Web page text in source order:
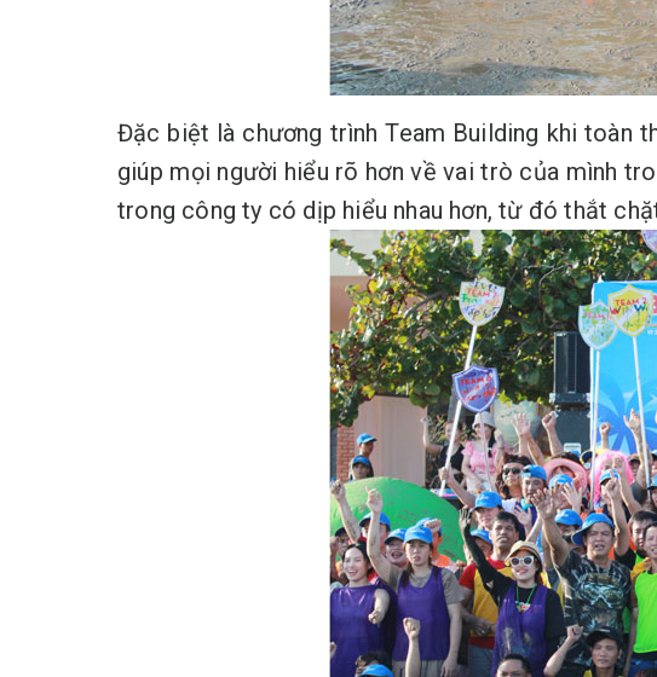
Đặc biệt là chương trình Team Building khi toàn
giúp mọi người hiểu rõ hơn về vai trò của mình
trong công ty có dịp hiểu nhau hơn, từ đó thắt